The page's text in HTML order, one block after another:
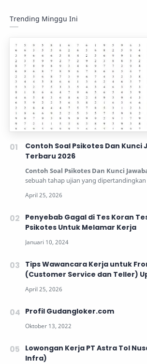
Trending Minggu Ini
Contoh Soal Psikotes Dan Kunci
Terbaru 2026
Contoh Soal Psikotes Dan Kunci
sebuah tahap ujian yang
Penyebab Gagal di Tes Koran
Psikotes Untuk Melamar Kerja
Tips Wawancara Kerja untuk
(Customer Service dan Teller)
Profil Gudangloker.com
Lowongan Kerja PT Astra Tol
Infra)